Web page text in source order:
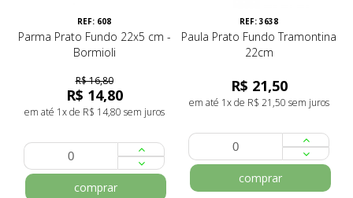
REF: 608
Parma Prato Fundo 22x5 cm -
Bormioli
R$ 16,80
R$ 14,80
em até 1x de R$ 14,80 sem juros
comprar
REF: 3638
Paula Prato Fundo Tramontina
22cm
R$ 21,50
em até 1x de R$ 21,50 sem juros
comprar